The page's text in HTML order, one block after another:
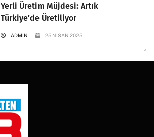
Yerli Üretim Müjdesi: Artık
Türkiye’de Üretiliyor
ADMIN 25 NISAN 2025